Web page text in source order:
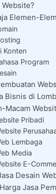
Elemen-
Konten
Program
Bisnis di
Macam
Pribadi
Lembaga
Media
E-
Desain
Jasa